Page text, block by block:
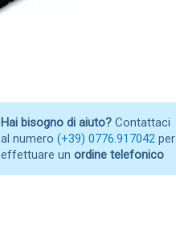
Hai bisogno di aiuto? Contattaci
al numero (+39) 0776.917042 per
effettuare un ordine telefonico